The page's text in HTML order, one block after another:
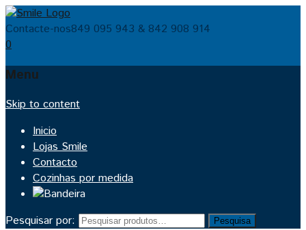
Contacte-nos849 095 943 & 842 908 914
0
Menu
Skip to content
Inicio
Lojas Smile
Contacto
Cozinhas por medida
Pesquisar por: Pesquisa